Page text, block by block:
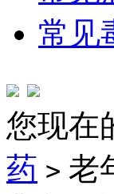
常见
您现在
药 > 老